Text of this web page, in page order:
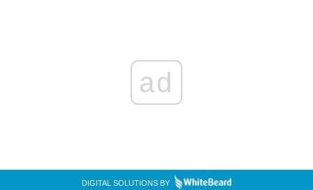
ad
DIGITAL SOLUTIONS BY